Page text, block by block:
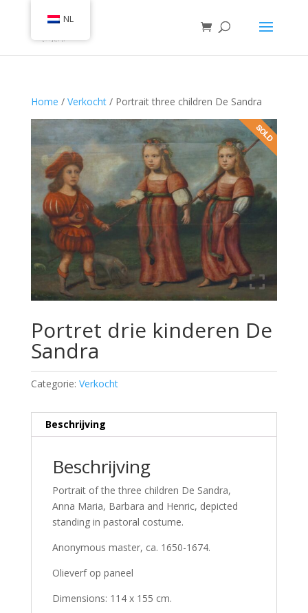
Home / Verkocht/ Portrait three children De Sandra
Portret drie kinderen De
Sandra
Categorie: Verkocht
Beschrijving
Beschrijving
Portrait of the three children De Sandra,
Anna Maria, Barbara and Henric, depicted
standing in pastoral costume.
Anonymous master, ca. 1650-1674.
Olieverf op paneel
Dimensions: 114 x 155 cm.
NL